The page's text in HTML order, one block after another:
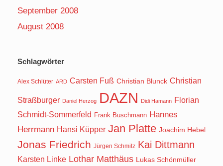
September 2008
August 2008
Schlagwörter
Alex Schlüter ARD Carsten Fuß Christian Blunck Christian
Straßburger Daniel Herzog DAZN Didi Hamann Florian
Schmidt-Sommerfeld Frank Buschmann Hannes
Herrmann Hansi Küpper Jan Platte Joachim Hebel
Jonas Friedrich Jürgen Schmitz Kai Dittmann
Karsten Linke Lothar Matthäus Lukas Schönmüller